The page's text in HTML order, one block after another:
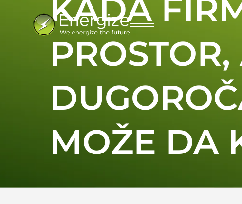
KADA
MOŽE DA